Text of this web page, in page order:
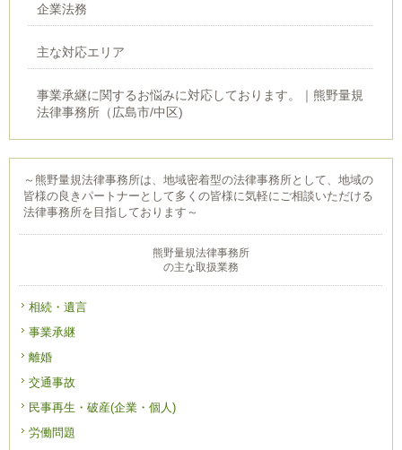
～熊野量規法律事務所は、地域密着型の法律事務所として、地域の
皆様の良きパートナーとして多くの皆様に気軽にご相談いただける
法律事務所を目指しております～
熊野量規法律事務所
の主な取扱業務
相続・遺言
事業承継
離婚
交通事故
民事再生・破産(企業・個人)
労働問題
企業法務
主な対応エリア
事業承継に関するお悩みに対応しております。｜熊野量規
法律事務所（広島市/中区)